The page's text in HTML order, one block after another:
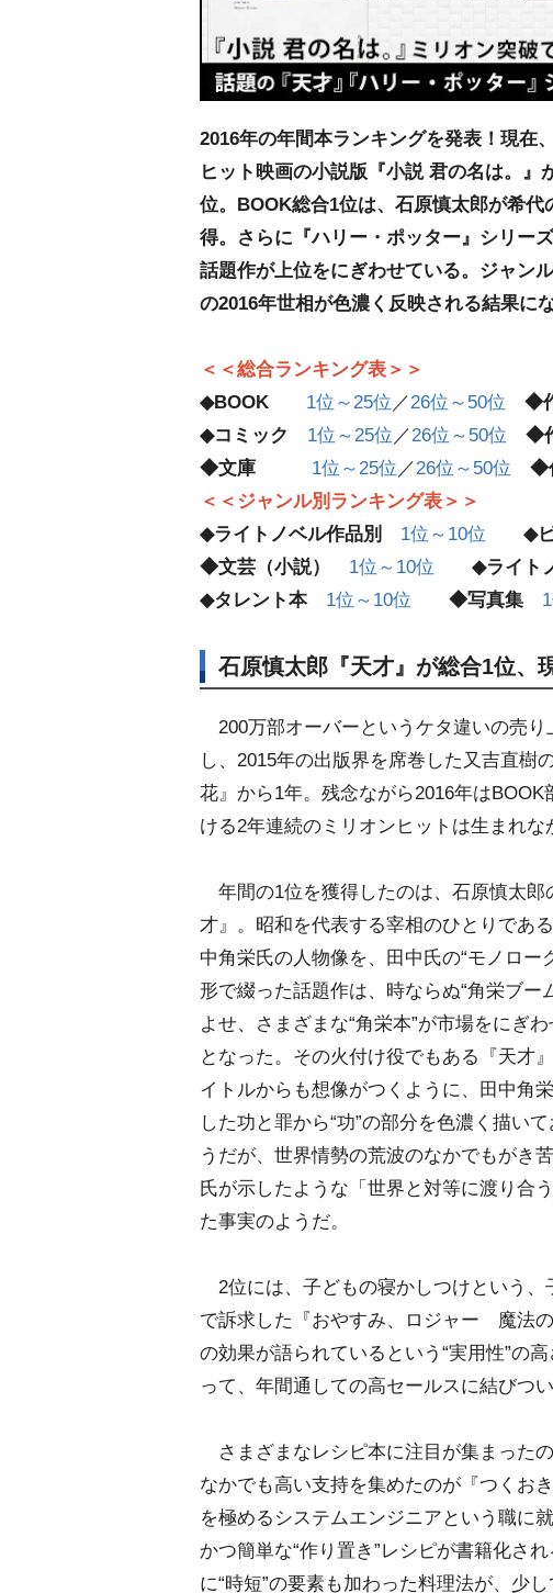
2016年の年間本ランキングを発表！現在
ヒット映画の小説版『小説 君の名は。
位。BOOK総合1位は、石原慎太郎が希
得。さらに『ハリー・ポッター』シリー
話題作が上位をにぎわせている。ジャン
の2016年世相が色濃く反映される結果にな
＜＜総合ランキング表＞＞
◆BOOK
1位～25位 ／26位～50位 ◆
◆コミック
1位～25位 ／26位～50位 ◆
◆文庫
1位～25位 ／26位～50位 ◆
＜＜ジャンル別ランキング表＞＞
◆ライトノベル作品別
1位～10位 ◆
◆文芸（小説）
1位～10位 ◆ライト
◆タレント本
1位～10位 ◆写真集
石原慎太郎『天才』が総合1位、
200万部オーバーというケタ違いの売り
し、2015年の出版界を席巻した又吉直樹
花』から1年。残念ながら2016年はBOOK
ける2年連続のミリオンヒットは生まれな
年間の1位を獲得したのは、石原慎太郎
才』。昭和を代表する宰相のひとりであ
中角栄氏の人物像を、田中氏の“モノロー
形で綴った話題作は、時ならぬ“角栄ブー
よせ、さまざまな“角栄本”が市場をにぎわ
となった。その火付け役でもある『天才
イトルからも想像がつくように、田中
した功と罪から“功”の部分を色濃く描い
うだが、世界情勢の荒波のなかでもがき
氏が示したような「世界と対等に渡り合
た事実のようだ。
2位には、子どもの寝かしつけという、
で訴求した『おやすみ、ロジャー 魔法
の効果が語られているという“実用性”の
って、年間通しての高セールスに結びつ
さまざまなレシピ本に注目が集まった
なかでも高い支持を集めたのが『つく
を極めるシステムエンジニアという職に
かつ簡単な“作り置き”レシピが書籍化さ
に“時短”の要素も加わった料理法が、少